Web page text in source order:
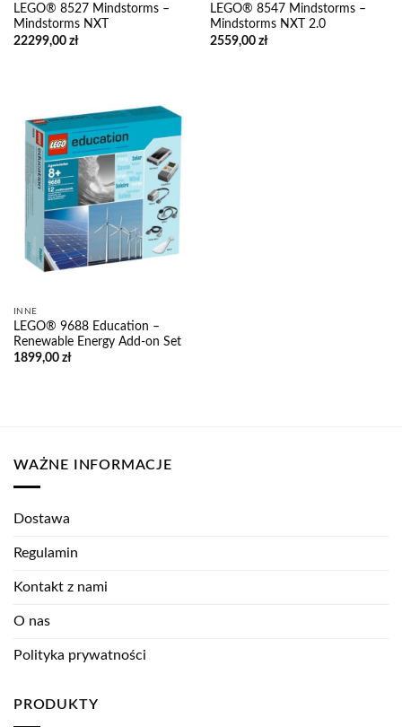
LEGO® 8527 Mindstorms –
Mindstorms NXT
22299,00 zł
LEGO® 8547 Mindstorms –
Mindstorms NXT 2.0
2559,00 zł
INNE
LEGO® 9688 Education –
Renewable Energy Add-on Set
1899,00 zł
WAŻNE INFORMACJE
Dostawa
Regulamin
Kontakt z nami
O nas
Polityka prywatności
PRODUKTY